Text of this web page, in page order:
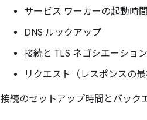
サービス ワーカーの起動時
DNS ルックアップ
接続と TLS ネゴシエーション
リクエスト（レスポンスの
接続のセットアップ時間とバック